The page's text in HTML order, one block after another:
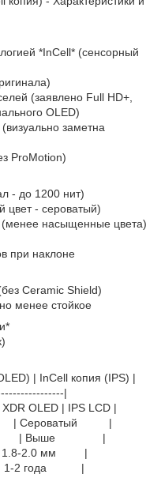
*InCell* (сенсорный
(заявлено Full HD+,
OLED)
заметна
ProMotion)
- до 1200 нит)
цвет - сероватый)
(менее насыщенные цвета)
при наклоне
Ceramic Shield)
менее стойкое
| InCell копия (IPS) |
|
OLED | IPS LCD |
| Сероватый |
| Выше |
2.0 мм |
1-2 года |